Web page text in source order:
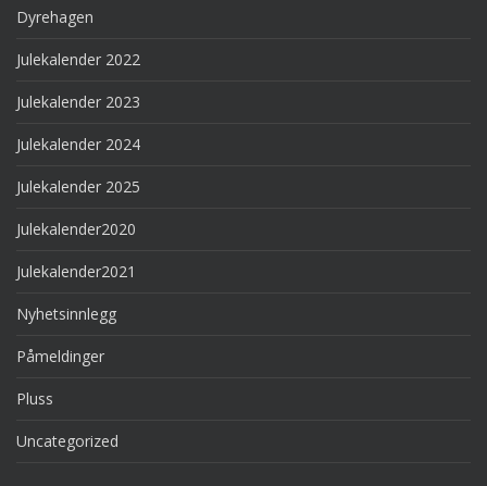
Dyrehagen
Julekalender 2022
Julekalender 2023
Julekalender 2024
Julekalender 2025
Julekalender2020
Julekalender2021
Nyhetsinnlegg
Påmeldinger
Pluss
Uncategorized